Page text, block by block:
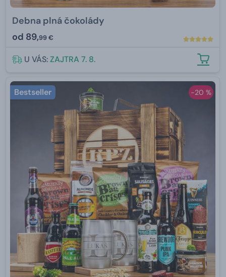
Debna plná čokolády
od 89,99 €
U VÁS:ZAJTRA 7. 8.
-20 %
Bestseller